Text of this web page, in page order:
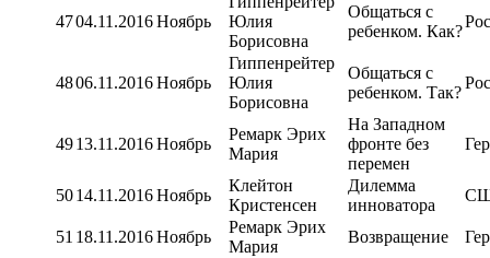
4704.11.2016Ноябрь
Юлия
Борисовна
Общаться с
ребенком. Как?
4806.11.2016Ноябрь
Гиппенрейтер
Юлия
Борисовна
Общаться с
ребенком. Так?
4913.11.2016Ноябрь
Ремарк Эрих
Мария
На Западном
фронте без
перемен
5014.11.2016Ноябрь
Клейтон
Кристенсен
Дилемма
инноватора
51 18.11.2016Ноябрь
Ремарк Эрих
Мария
Возвращение